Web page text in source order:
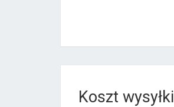
Koszt wysyłki